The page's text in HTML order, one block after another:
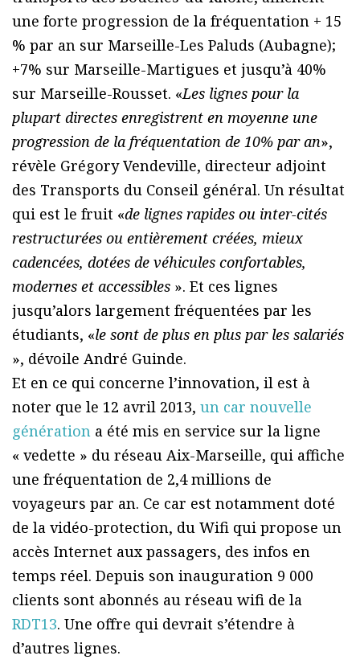
une forte progression de la fréquentation + 15
% par an sur Marseille-Les Paluds (Aubagne);
+7% sur Marseille-Martigues et jusqu’à 40%
sur Marseille-Rousset. «Les lignes pour la
plupart directes enregistrent en moyenne une
progression de la fréquentation de 10% par an»,
révèle Grégory Vendeville, directeur adjoint
des Transports du Conseil général. Un résultat
qui est le fruit «de lignes rapides ou inter-cités
restructurées ou entièrement créées, mieux
cadencées, dotées de véhicules confortables,
modernes et accessibles ». Et ces lignes
jusqu’alors largement fréquentées par les
étudiants, «le sont de plus en plus par les salariés
», dévoile André Guinde.
Et en ce qui concerne l’innovation, il est à
noter que le 12 avril 2013, un car nouvelle
génération a été mis en service sur la ligne
« vedette » du réseau Aix-Marseille, qui affiche
une fréquentation de 2,4 millions de
voyageurs par an. Ce car est notamment doté
de la vidéo-protection, du Wifi qui propose un
accès Internet aux passagers, des infos en
temps réel. Depuis son inauguration 9 000
clients sont abonnés au réseau wifi de la
RDT13. Une offre qui devrait s’étendre à
d’autres lignes.